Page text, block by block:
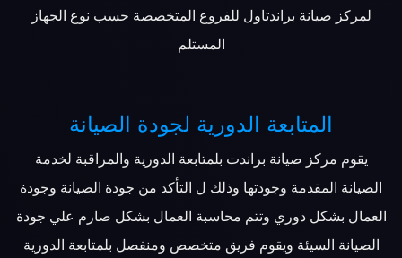
لمركز صيانة براندتاول للفروع المتخصصة حسب نوع الجهاز
المستلم
المتابعة الدورية لجودة الصيانة
يقوم مركز صيانة براندت بلمتابعة الدورية والمراقبة لخدمة
الصيانة المقدمة وجودتها وذلك ل التأكد من جودة الصيانة وجودة
العمال بشكل دوري وتتم محاسبة العمال بشكل صارم علي جودة
الصيانة السيئة ويقوم فريق متخصص ومنفصل بلمتابعة الدورية